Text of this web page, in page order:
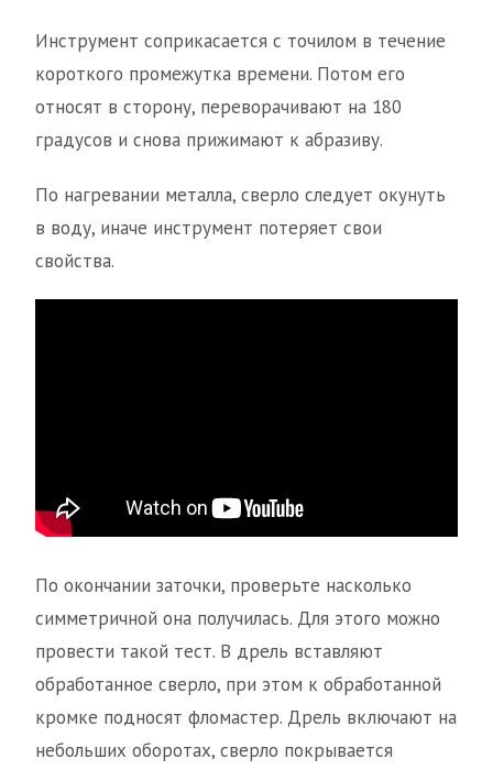
Инструмент соприкасается с точилом в течение
короткого промежутка времени. Потом его
относят в сторону, переворачивают на 180
градусов и снова прижимают к абразиву.
По нагревании металла, сверло следует окунуть
в воду, иначе инструмент потеряет свои
свойства.
По окончании заточки, проверьте насколько
симметричной она получилась. Для этого можно
провести такой тест. В дрель вставляют
обработанное сверло, при этом к обработанной
кромке подносят фломастер. Дрель включают на
небольших оборотах, сверло покрывается